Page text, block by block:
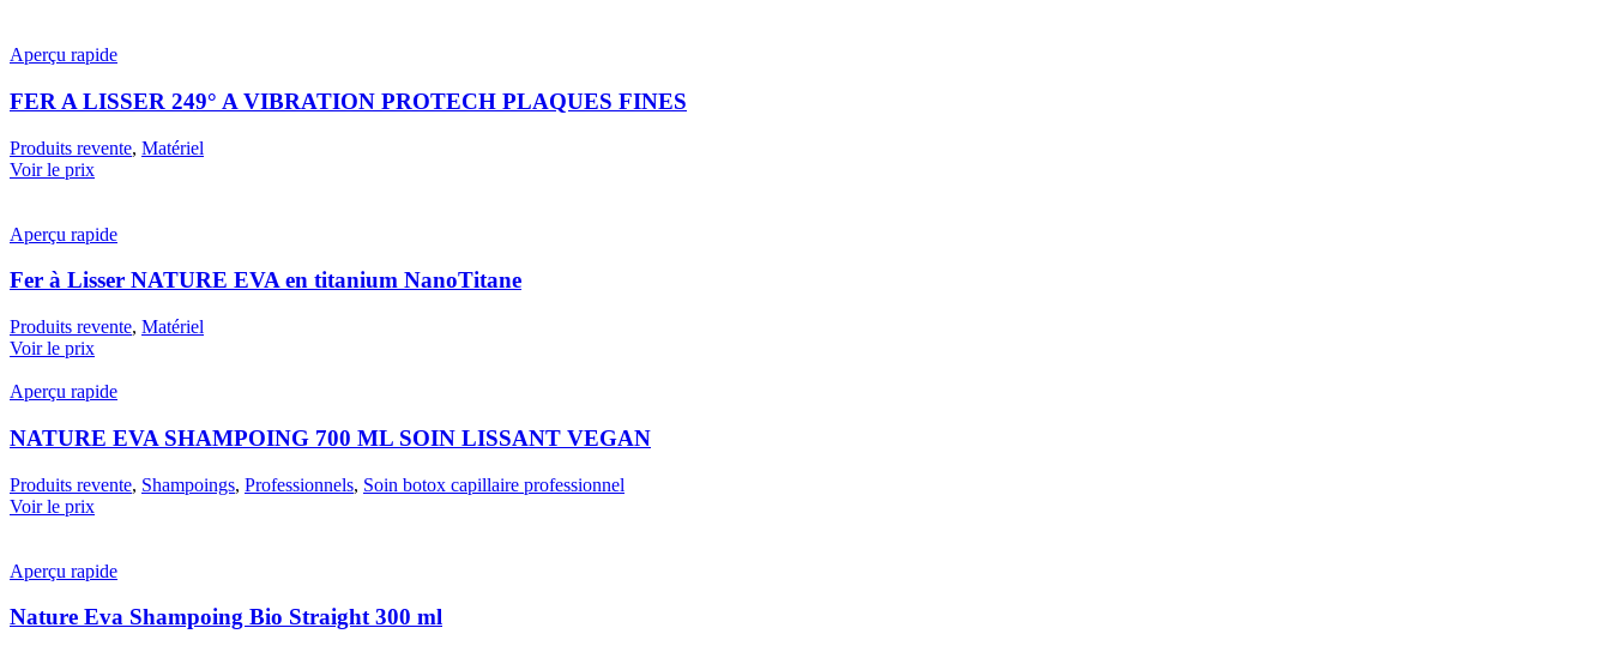
Aperçu rapide
FER A LISSER 249° A VIBRATION PROTECH PLAQUES FINES
Produits revente, Matériel
Voir le prix
Aperçu rapide
Fer à Lisser NATURE EVA en titanium NanoTitane
Produits revente, Matériel
Voir le prix
Aperçu rapide
NATURE EVA SHAMPOING 700 ML SOIN LISSANT VEGAN
Produits revente, Shampoings, Professionnels, Soin botox capillaire professionnel
Voir le prix
Aperçu rapide
Nature Eva Shampoing Bio Straight 300 ml